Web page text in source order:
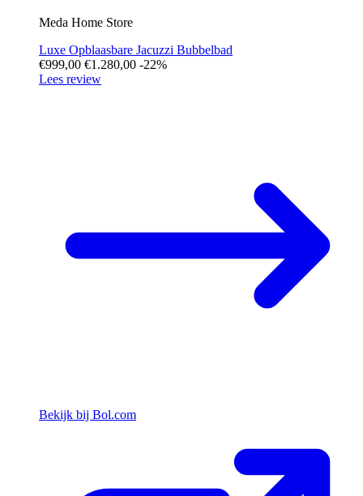
Meda Home Store
Luxe Opblaasbare Jacuzzi Bubbelbad
€999,00 €1.280,00 -22%
Lees review
Bekijk bij Bol.com